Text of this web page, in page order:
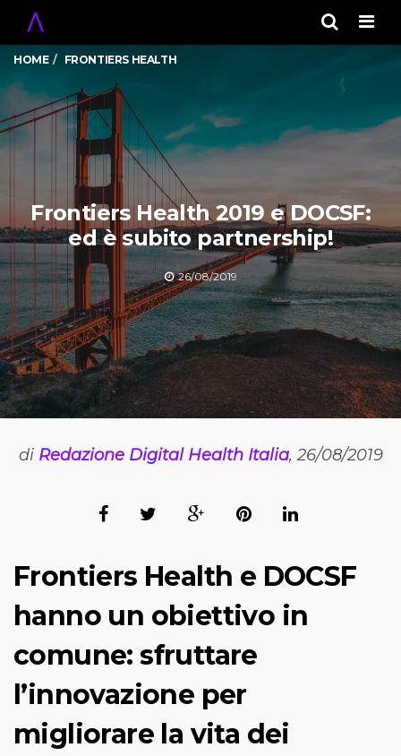
HOME FRONTIERS HEALTH
Frontiers Health 2019 e DOCSF:
ed è subito partnership!
26/08/2019
di Redazione Digital Health Italia, 26/08/2019
Frontiers Health e DOCSF
hanno un obiettivo in
comune: sfruttare
l’innovazione per
migliorare la vita dei